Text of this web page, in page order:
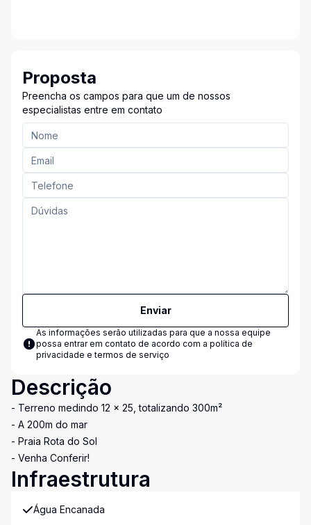
Proposta
Preencha os campos para que um de nossos
especialistas entre em contato
Enviar
As informações serão utilizadas para que a nossa equipe
possa entrar em contato de acordo com a política de
privacidade e termos de serviço
Descrição
- Terreno medindo 12 x 25, totalizando 300m²
- A 200m do mar
- Praia Rota do Sol
- Venha Conferir!
Infraestrutura
Água Encanada